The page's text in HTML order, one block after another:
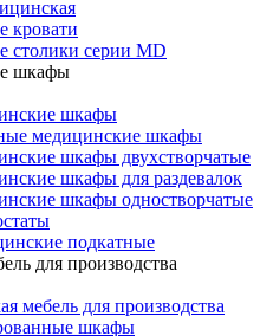
кровати
столики серии MD
шкафы
шкафы
медицинские шкафы
шкафы двухстворчатые
шкафы для раздевалок
шкафы одностворчатые
подкатные
для производства
мебель для производства
шкафы